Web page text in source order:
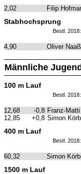
2,02 Filip
Stabhochsprung
Bestl. 2018:
4,90 Oliver Naaß
Männliche
100 m Lauf
Bestl. 2018:
12,68 -0,8 Franz-
12,85
+0,8 Simon
400 m Lauf
Bestl. 2018:
60,32 Simon
1500 m Lauf